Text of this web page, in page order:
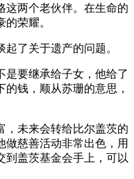
这两个老伙伴。在生命的
荣耀。
了关于遗产的问题。
是要继承给子女，他给了
钱，顺从苏珊的意思，
，未来会转给比尔盖茨的
做慈善活动非常出色，用
到盖茨基金会手上，可以